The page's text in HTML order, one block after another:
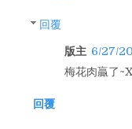
回覆
版主 6/27/
梅花肉贏了
回覆